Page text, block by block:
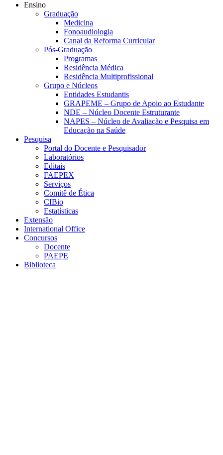
Ensino
Graduação
Medicina
Fonoaudiologia
Canal da Reforma Curricular
Pós-Graduação
Programas
Residência Médica
Residência Multiprofissional
Grupo e Núcleos
Entidades Estudantis
GRAPEME – Grupo de Apoio ao Estudante
NDE – Núcleo Docente Estruturante
NAPES – Núcleo de Avaliação e Pesquisa em
Educação na Saúde
Pesquisa
Portal do Docente e Pesquisador
Laboratórios
Editais
FAEPEX
Serviços
Comitê de Ética
CIBio
Estatísticas
Extensão
International Office
Concursos
Docente
PAEPE
Biblioteca